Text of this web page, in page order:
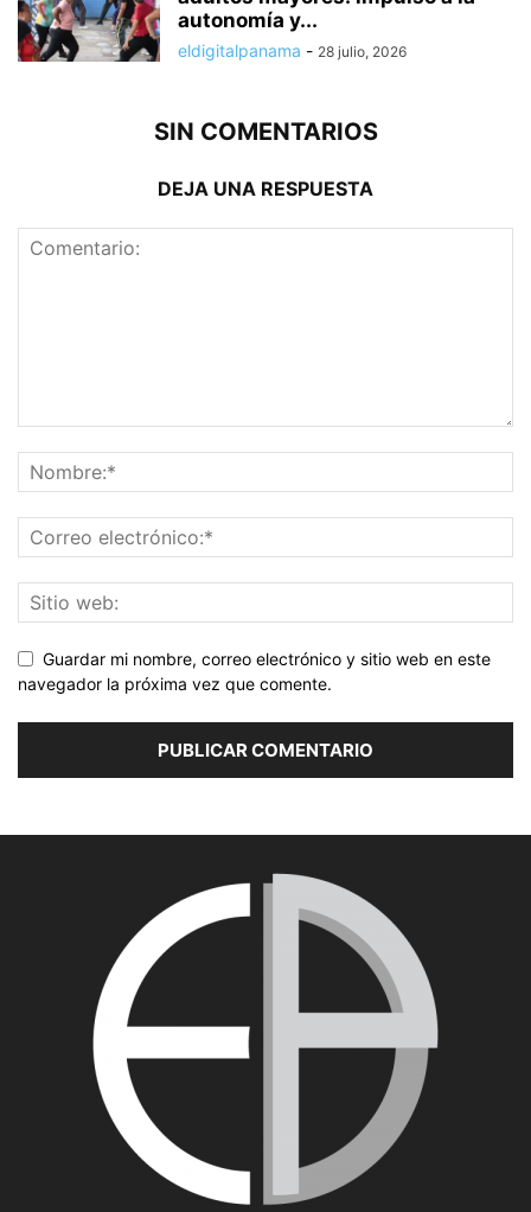
autonomía y...
eldigitalpanama - 28 julio, 2026
SIN COMENTARIOS
DEJA UNA RESPUESTA
Guardar mi nombre, correo electrónico y sitio web en este
navegador la próxima vez que comente.